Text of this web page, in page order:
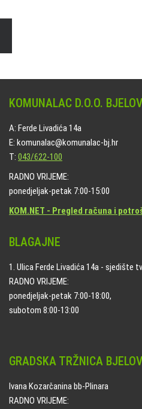
KOMUNALAC D.O.O.
A: Ferde Livadića 14a
E: komunalac@komunalac-bj.hr
T: 043/622-100
RADNO VRIJEME:
ponedjeljak-petak 7:00-15:00
KOM.NET - Pregled računa i
BLAGAJNE
1. Ulica Ferde Livadića 14a - sjedište
RADNO VRIJEME:
ponedjeljak-petak 7:00-18:00,
subotom 8:00-13:00
GRADSKA TRŽNICA
Ivana Kozarčanina bb-Plinara
RADNO VRIJEME: